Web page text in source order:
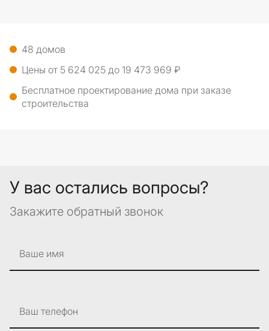
48 домов
Цены от 5 624 025 до 19 473 969 ₽
Бесплатное проектирование дома при заказе
строительства
У вас остались вопросы?
Закажите обратный звонок
Ваше имя
Ваш телефон